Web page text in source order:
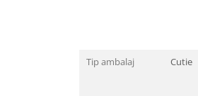
Cadouri ocazii specialeTip ambalaj Cutie